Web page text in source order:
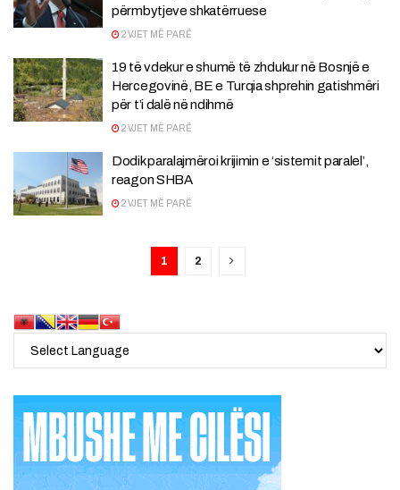
përmbytjeve shkatërruese
2 VJET MË PARË
19 të vdekur e shumë të zhdukur në Bosnjë e
Hercegovinë, BE e Turqia shprehin gatishmëri
për t’i dalë në ndihmë
2 VJET MË PARË
Dodik paralajmëroi krijimin e ‘sistemit paralel’,
reagon SHBA
2 VJET MË PARË
1 2